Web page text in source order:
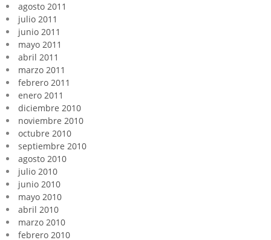
agosto 2011
julio 2011
junio 2011
mayo 2011
abril 2011
marzo 2011
febrero 2011
enero 2011
diciembre 2010
noviembre 2010
octubre 2010
septiembre 2010
agosto 2010
julio 2010
junio 2010
mayo 2010
abril 2010
marzo 2010
febrero 2010